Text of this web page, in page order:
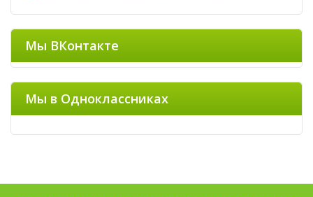
Мы ВКонтакте
Мы в Одноклассниках